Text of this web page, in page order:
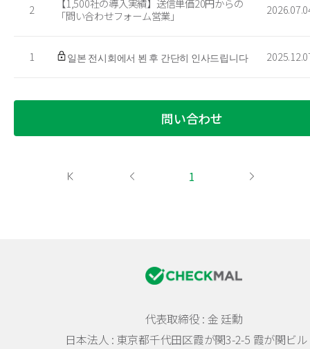
2
【1,500社の導入実績】送信単価20円からの
「問い合わせフォーム営業」
1 일본 전시회에서 뵌 후 간단히 인사드립니다
問い合わせ
1
代表取締役 : 金 廷勳
日本法人 : 東京都千代田区霞が関3-2-5 霞が関ビル